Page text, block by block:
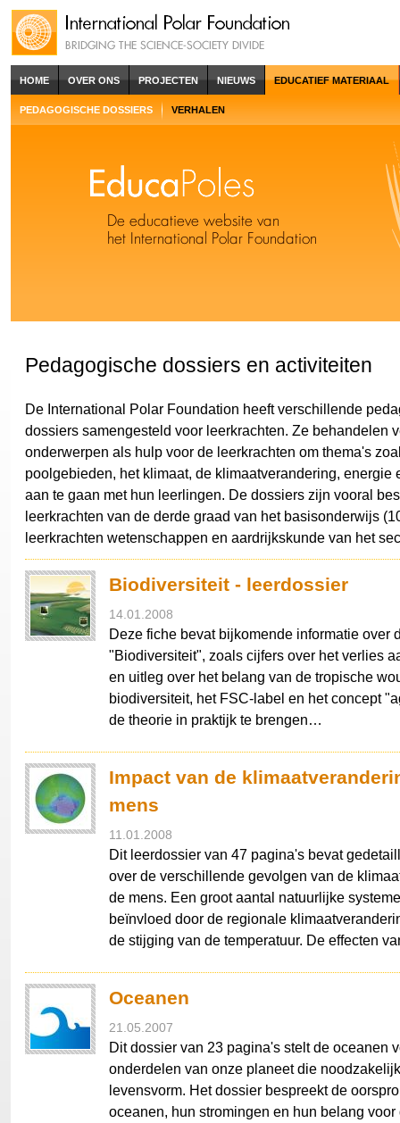
HOME OVER ONS PROJECTEN NIEUWS EDUCATIEF MATERIAAL
PEDAGOGISCHE DOSSIERS VERHALEN
Pedagogische dossiers en activiteiten
De International Polar Foundation heeft verschillende
dossiers samengesteld voor leerkrachten. Ze behandelen
onderwerpen als hulp voor de leerkrachten om thema's
poolgebieden, het klimaat, de klimaatverandering, energie
aan te gaan met hun leerlingen. De dossiers zijn vooral
leerkrachten van de derde graad van het basisonderwijs
leerkrachten wetenschappen en aardrijkskunde van het
Biodiversiteit - leerdossier
14.01.2008
Deze fiche bevat bijkomende informatie over
"Biodiversiteit", zoals cijfers over het verlies
en uitleg over het belang van de tropische
biodiversiteit, het FSC-label en het concept
de theorie in praktijk te brengen…
Impact van de
mens
11.01.2008
Dit leerdossier van 47 pagina's bevat
over de verschillende gevolgen van de
de mens. Een groot aantal natuurlijke
beïnvloed door de regionale
de stijging van de temperatuur. De effecten
Oceanen
21.05.2007
Dit dossier van 23 pagina's stelt de oceanen
onderdelen van onze planeet die
levensvorm. Het dossier bespreekt de
oceanen, hun stromingen en hun belang